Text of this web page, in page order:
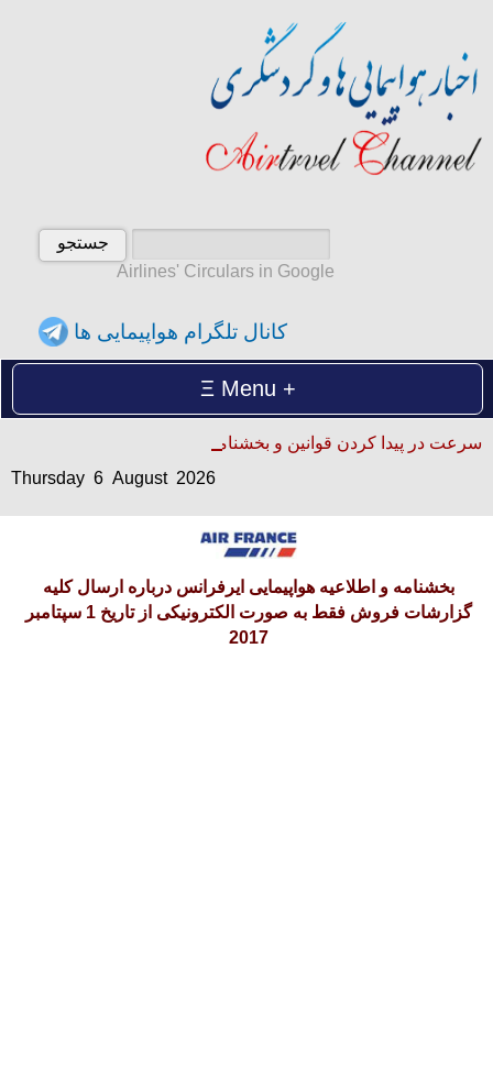
Airlines' Circulars in Google
کانال تلگرام هواپیمایی ها
Menu
سرعت در پیدا کردن قوانین و بخشنامه ها
Thursday 6 August 2026
Thursday 6 August 2026
بخشنامه و اطلاعیه هواپیمایی ایرفرانس درباره ارسال کلیه
گزارشات فروش فقط به صورت الکترونیکی از تاریخ 1 سپتامبر
2017